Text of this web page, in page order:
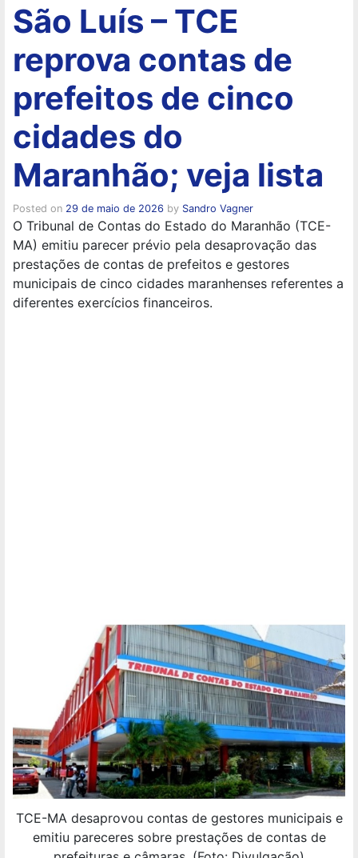
São Luís – TCE
reprova contas de
prefeitos de cinco
cidades do
Maranhão; veja lista
Posted on 29 de maio de 2026 by Sandro Vagner
O Tribunal de Contas do Estado do Maranhão (TCE-
MA) emitiu parecer prévio pela desaprovação das
prestações de contas de prefeitos e gestores
municipais de cinco cidades maranhenses referentes a
diferentes exercícios financeiros.
TCE-MA desaprovou contas de gestores municipais e
emitiu pareceres sobre prestações de contas de